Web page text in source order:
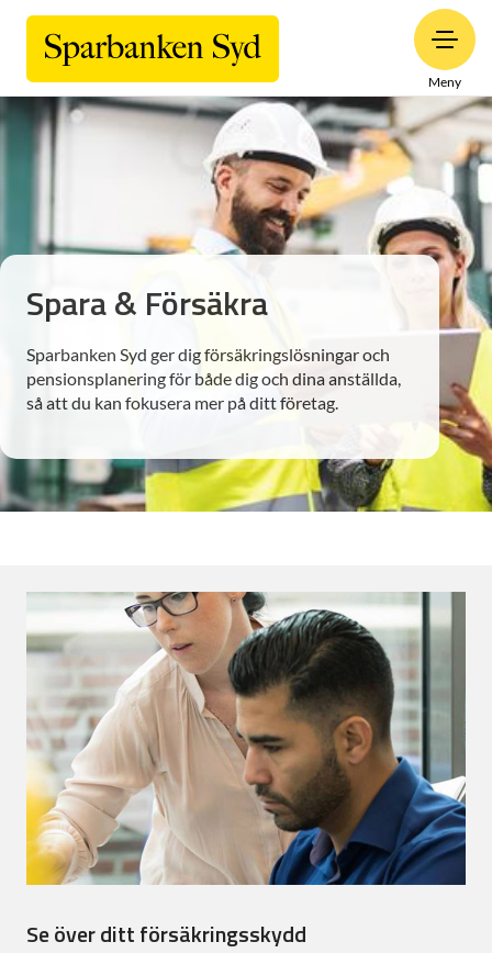
Meny
Spara & Försäkra
Sparbanken Syd ger dig försäkringslösningar och
pensionsplanering för både dig och dina anställda,
så att du kan fokusera mer på ditt företag.
Se över ditt försäkringsskydd